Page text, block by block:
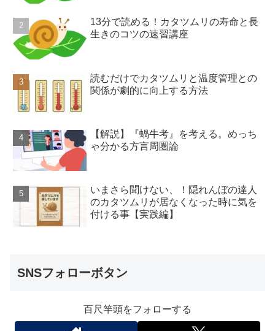
13分で読める！カタツムリの寿命と長
生きのコツの速習講座
読むだけでカタツムリと温度管理との
関係が劇的に向上する方法
【解説】『蝸牛考』を考える。めっち
ゃ分かる方言周圏論
いまさら聞けない、！隠れんぼの達人
のカタツムリが居なくなった時に気を
付ける事【実践編】
SNSフォローボタン
百尺竿頭をフォローする